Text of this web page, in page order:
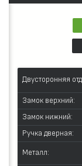
Двусторонняя
Замок верхний:
Замок нижний:
Ручка дверная:
Металл: